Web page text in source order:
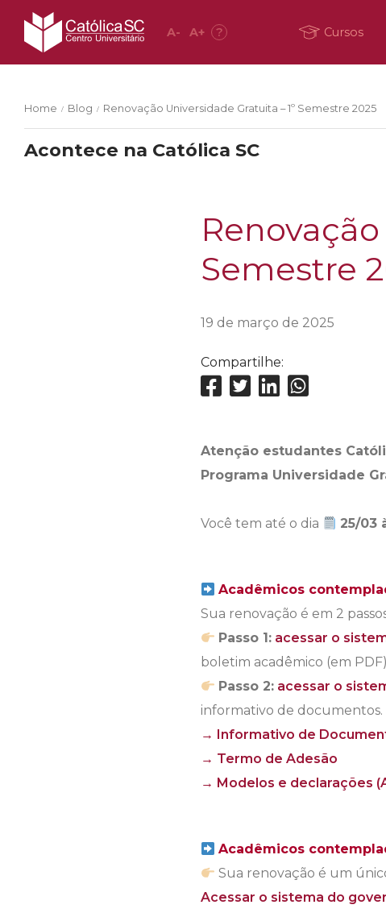
A- A+ ? Cursos
Home / Blog / Renovação Universidade Gratuita – 1º Semestre 2025
Acontece na Católica SC
Semestre
19 de março de 2025
Compartilhe:
Atenção estudantes
Programa Universidade
Você tem até o dia 25/03
Acadêmicos
Sua renovação é em 2
Passo 1: acessar o
boletim acadêmico (em
Passo 2: acessar o
informativo de documentos.
→ Informativo de
→ Termo de Adesão
→ Modelos e declarações
Acadêmicos
Sua renovação é um
Acessar o sistema do